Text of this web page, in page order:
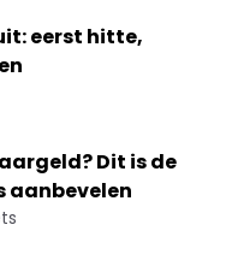
eerst hitte,
Dit is de
aanbevelen